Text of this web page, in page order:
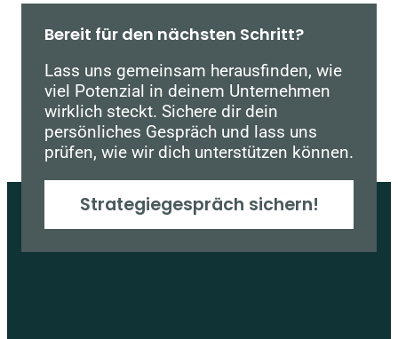
Bereit für den nächsten Schritt?
Lass uns gemeinsam herausfinden, wie
viel Potenzial in deinem Unternehmen
wirklich steckt. Sichere dir dein
persönliches Gespräch und lass uns
prüfen, wie wir dich unterstützen können.
Strategiegespräch sichern!